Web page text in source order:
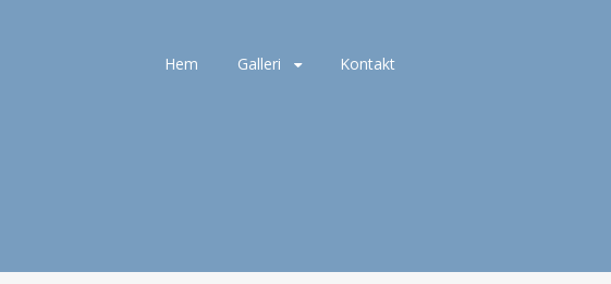
Hoppa
Hem Galleri Kontakt